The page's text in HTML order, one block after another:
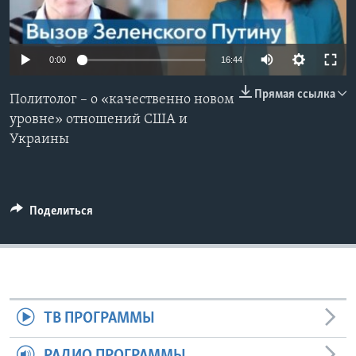
Learning English
Языки
0:00 16:44
Прямая ссылка
Политолог – о «качественно новом
уровне» отношений США и
Украины
Поделиться
ТВ ПРОГРАММЫ